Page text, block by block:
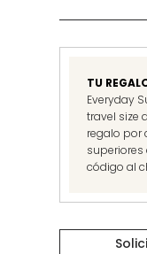
TU
Everyday
travel size
regalo por
superiores
código al